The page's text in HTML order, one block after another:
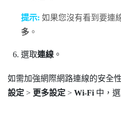
提示: 如果您沒有看到要連
多。
選取連線。
如需加強網際網路連線的安全
設定 > 更多設定 > Wi-Fi 中，